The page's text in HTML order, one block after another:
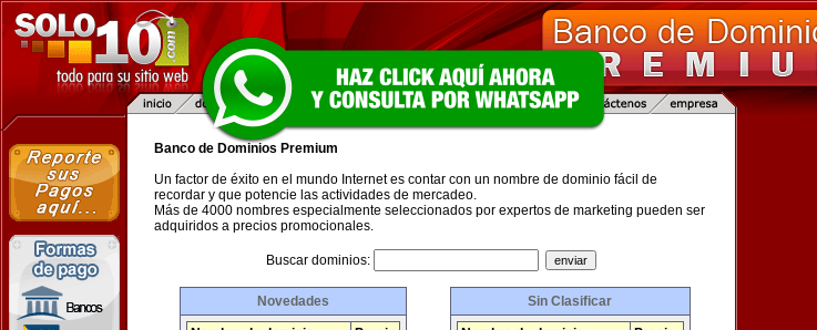
Banco de Dominios Premium
Un factor de éxito en el mundo Internet es contar con un nombre de dominio fácil de
recordar y que potencie las actividades de mercadeo.
Más de 4000 nombres especialmente seleccionados por expertos de marketing pueden ser
adquiridos a precios promocionales.
Buscar dominios:
Novedades Sin Clasificar